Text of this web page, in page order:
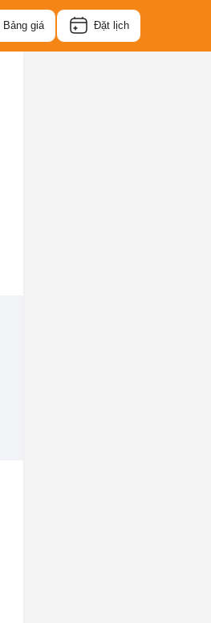
Bảng giá Đặt lịch